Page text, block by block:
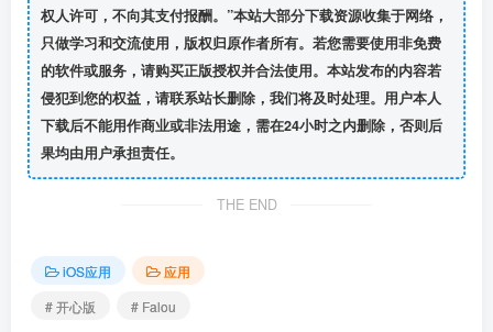
权人许可，不向其支付报酬。”本站大部分下载资源收集于网络，
只做学习和交流使用，版权归原作者所有。若您需要使用非免费
的软件或服务，请购买正版授权并合法使用。本站发布的内容若
侵犯到您的权益，请联系站长删除，我们将及时处理。用户本人
下载后不能用作商业或非法用途，需在24小时之内删除，否则后
果均由用户承担责任。
THE END
iOS应用
应用
# 开心版
# Falou